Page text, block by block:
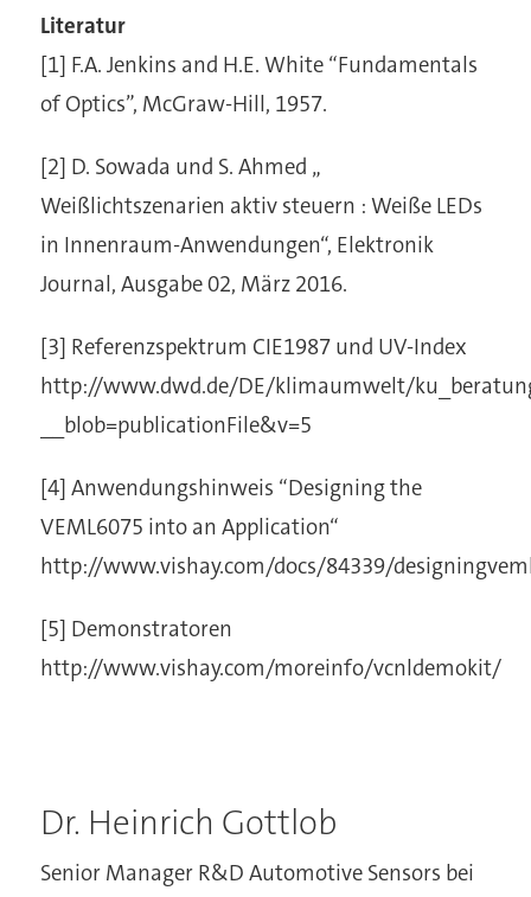
Literatur
[1] F.A. Jenkins and H.E. White “Fundamentals
of Optics”, McGraw-Hill, 1957.
[2] D. Sowada und S. Ahmed „
Weißlichtszenarien aktiv steuern : Weiße LEDs
in Innenraum-Anwendungen“, Elektronik
Journal, Ausgabe 02, März 2016.
[3] Referenzspektrum CIE1987 und UV-Index
http://www.dwd.de/DE/klimaumwelt/
__blob=publicationFile&v=5
[4] Anwendungshinweis “Designing the
VEML6075 into an Application“
http://www.vishay.com/docs/84339/
[5] Demonstratoren
http://www.vishay.com/moreinfo/vcnldemokit/
Dr. Heinrich Gottlob
Senior Manager R&D Automotive Sensors bei